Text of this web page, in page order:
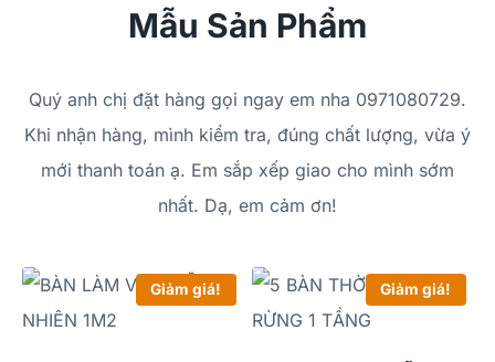
Mẫu Sản Phẩm
Quý anh chị đặt hàng gọi ngay em nha 0971080729.
Khi nhận hàng, mình kiểm tra, đúng chất lượng, vừa ý
mới thanh toán ạ. Em sắp xếp giao cho mình sớm
nhất. Dạ, em cảm ơn!
Giảm giá! Giảm giá!